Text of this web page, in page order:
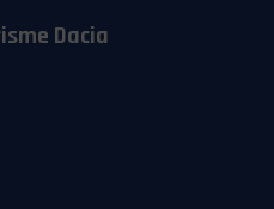
Dacia